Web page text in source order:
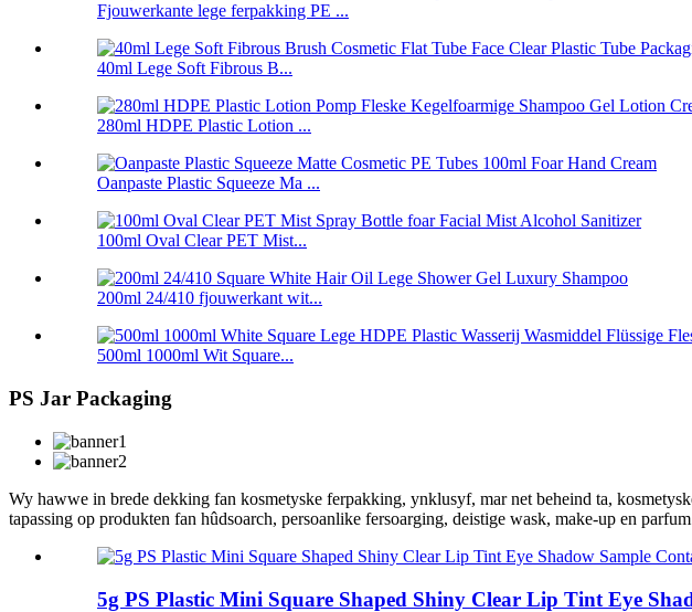
Fjouwerkante lege ferpakking PE ...
40ml Lege Soft Fibrous B...
280ml HDPE Plastic Lotion ...
Oanpaste Plastic Squeeze Ma ...
100ml Oval Clear PET Mist...
200ml 24/410 fjouwerkant wit...
500ml 1000ml Wit Square...
PS Jar Packaging
Wy hawwe in brede dekking fan kosmetyske ferpakking, ynklusyf, mar net beheind ta,
tapassing op produkten fan hûdsoarch, persoanlike fersoarging, deistige wask, make-up en
5g PS Plastic Mini Square Shaped Shiny Clear Lip Tint Eye